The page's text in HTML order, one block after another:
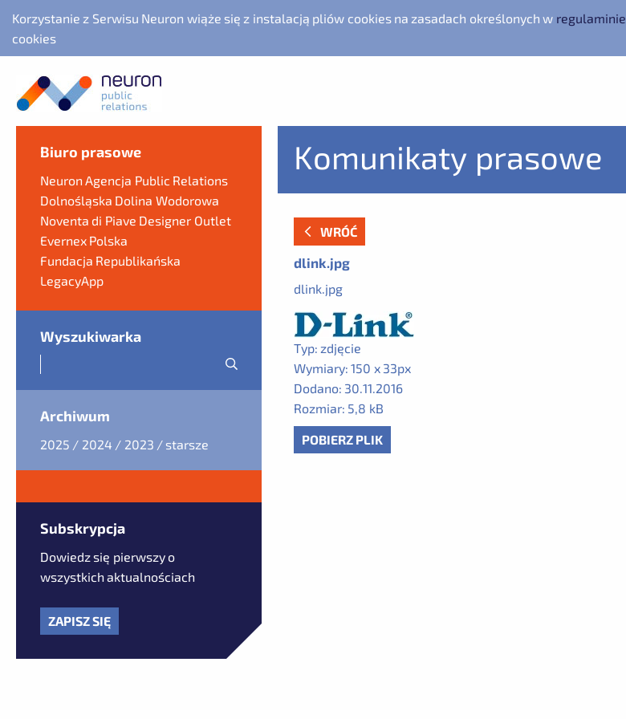
Korzystanie z Serwisu Neuron wiąże się z instalacją pliów cookies na zasadach określonych w regulaminie
cookies
Biuro prasowe
Neuron Agencja Public Relations
Dolnośląska Dolina Wodorowa
Noventa di Piave Designer Outlet
Evernex Polska
Fundacja Republikańska
LegacyApp
Wyszukiwarka
Archiwum
2025 2024 2023 starsze
Subskrypcja
Dowiedz się pierwszy o
wszystkich aktualnościach
ZAPISZ SIĘ
Komunikaty prasowe
WRÓĆ
dlink.jpg
dlink.jpg
Typ: zdjęcie
Wymiary: 150 x 33px
Dodano: 30.11.2016
Rozmiar: 5,8 kB
POBIERZ PLIK